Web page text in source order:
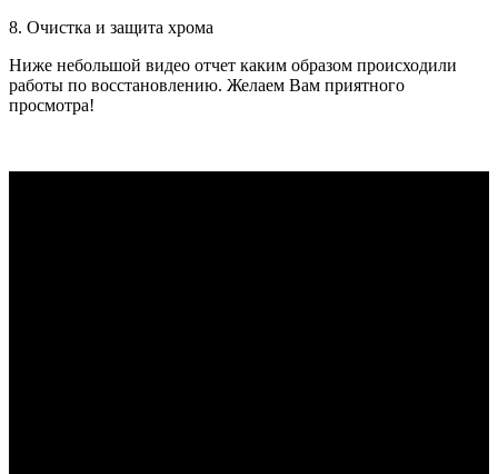
8. Очистка и защита хрома
Ниже небольшой видео отчет каким образом происходили
работы по восстановлению. Желаем Вам приятного
просмотра!